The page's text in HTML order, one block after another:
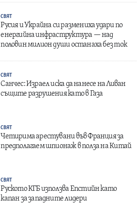
СВЯТ
Русия и Украйна си размениха удари по
енергийна инфраструктура — над
половин милион души останаха без ток
СВЯТ
Санчес: Израел иска да нанесе на Ливан
същите разрушения като в Газа
СВЯТ
Четирима арестувани във Франция за
предполагаем шпионаж в полза на Китай
СВЯТ
Руското КГБ използва Епстийн като
капан за западните лидери